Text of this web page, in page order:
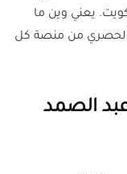
يعني وين ما
الحصري من منصة كل
الصمد